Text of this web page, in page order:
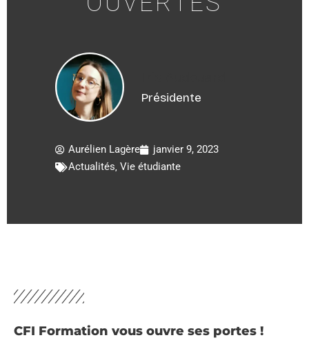
Présidente
Aurélien Lagère
janvier 9, 2023
Actualités, Vie étudiante
CFI Formation vous ouvre ses portes !